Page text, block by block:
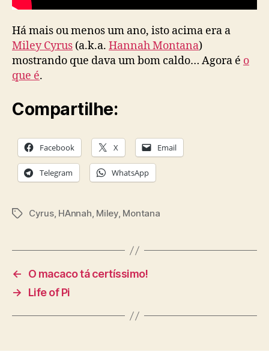
Há mais ou menos um ano, isto acima era a
Miley Cyrus (a.k.a. Hannah Montana)
mostrando que dava um bom caldo… Agora é o
que é.
Compartilhe:
Facebook X Email
Telegram WhatsApp
TagsCyrus, HAnnah, Miley, Montana
←
O macaco tá certíssimo!
→
Life of Pi